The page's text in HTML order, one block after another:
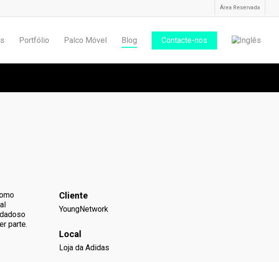
Área Reservada
Portfólio Palco Móvel Blog Contacte-nos
parte.
Cliente
YoungNetwork
Local
Loja da Adidas